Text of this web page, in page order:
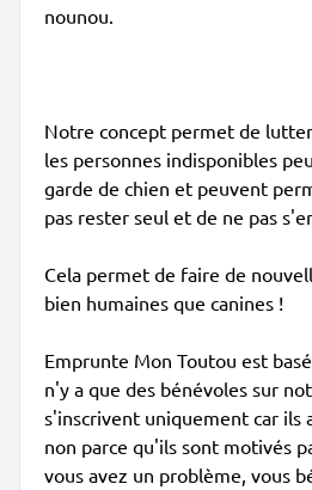
nounou.
Notre concept permet de
les personnes indisponibles
garde de chien et peuvent
pas rester seul et de ne pas
Cela permet de faire de
bien humaines que canines !
Emprunte Mon Toutou est
n'y a que des bénévoles sur
s'inscrivent uniquement car ils
non parce qu'ils sont motivés
vous avez un problème, vous